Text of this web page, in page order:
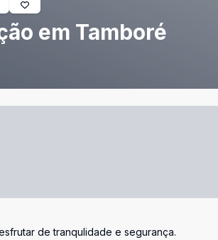
em Tamboré
de tranqulidade e segurança.